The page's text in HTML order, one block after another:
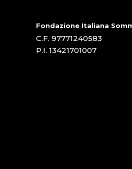
Fondazione Italiana
C.F. 97771240583
P.I. 13421701007